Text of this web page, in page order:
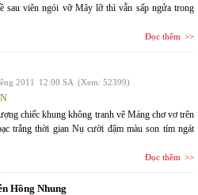
sau viên ngói vỡ Mây lỡ thì vẫn sấp ngửa trong
Đọc thêm
2011 12:00 SA (Xem: 52399)
chiếc khung không tranh vẽ Máng chơ vơ trên
trắng thời gian Nụ cười đậm màu son tím ngát
Đọc thêm
Hồng Nhung